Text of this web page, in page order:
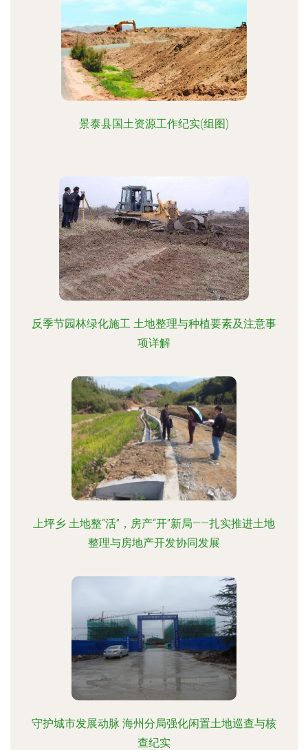
景泰县国土资源工作纪实(组图)
反季节园林绿化施工 土地整理与种植要素及注意事
项详解
上坪乡 土地整“活”，房产“开”新局——扎实推进土地
整理与房地产开发协同发展
守护城市发展动脉 海州分局强化闲置土地巡查与核
查纪实